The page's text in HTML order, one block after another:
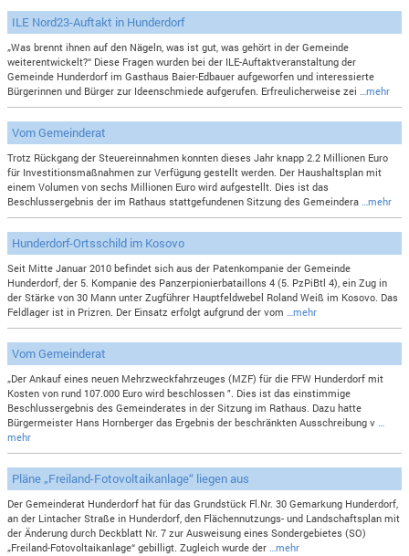
ILE Nord23-Auftakt in Hunderdorf
„Was brennt ihnen auf den Nägeln, was ist gut, was gehört in der Gemeinde
weiterentwickelt?“ Diese Fragen wurden bei der ILE-Auftaktveranstaltung der
Gemeinde Hunderdorf im Gasthaus Baier-Edbauer aufgeworfen und interessierte
Bürgerinnen und Bürger zur Ideenschmiede aufgerufen. Erfreulicherweise zei…mehr
Vom Gemeinderat
Trotz Rückgang der Steuereinnahmen konnten dieses Jahr knapp 2.2 Millionen Euro
für Investitionsmaßnahmen zur Verfügung gestellt werden. Der Haushaltsplan mit
einem Volumen von sechs Millionen Euro wird aufgestellt. Dies ist das
Beschlussergebnis der im Rathaus stattgefundenen Sitzung des Gemeindera…mehr
Hunderdorf-Ortsschild im Kosovo
Seit Mitte Januar 2010 befindet sich aus der Patenkompanie der Gemeinde
Hunderdorf, der 5. Kompanie des Panzerpionierbataillons 4 (5. PzPiBtl 4), ein Zug in
der Stärke von 30 Mann unter Zugführer Hauptfeldwebel Roland Weiß im Kosovo. Das
Feldlager ist in Prizren. Der Einsatz erfolgt aufgrund der vom…mehr
Vom Gemeinderat
„Der Ankauf eines neuen Mehrzweckfahrzeuges (MZF) für die FFW Hunderdorf mit
Kosten von rund 107.000 Euro wird beschlossen ". Dies ist das einstimmige
Beschlussergebnis des Gemeinderates in der Sitzung im Rathaus. Dazu hatte
Bürgermeister Hans Hornberger das Ergebnis der beschränkten Ausschreibung v…
mehr
Pläne „Freiland-Fotovoltaikanlage“ liegen aus
Der Gemeinderat Hunderdorf hat für das Grundstück Fl.Nr. 30 Gemarkung Hunderdorf,
an der Lintacher Straße in Hunderdorf, den Flächennutzungs- und Landschaftsplan mit
der Änderung durch Deckblatt Nr. 7 zur Ausweisung eines Sondergebietes (SO)
„Freiland-Fotovoltaikanlage“ gebilligt. Zugleich wurde der…mehr